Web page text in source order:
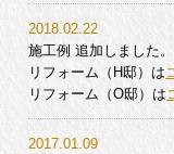
2018.02.22
施工例 追加しました。
リフォーム（H邸）は
リフォーム（O邸）は
2017.01.09